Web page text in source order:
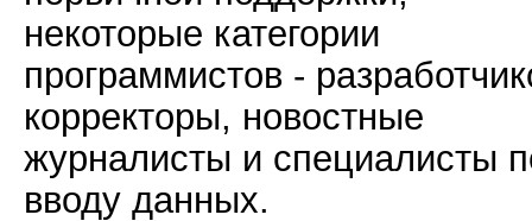
некоторые категории
программистов -
корректоры, новостные
журналисты и специалисты
вводу данных.